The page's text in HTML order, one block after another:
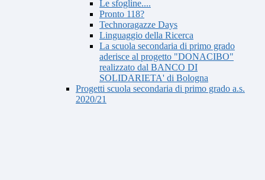
Le sfogline....
Pronto 118?
Technoragazze Days
Linguaggio della Ricerca
La scuola secondaria di primo grado
aderisce al progetto "DONACIBO"
realizzato dal BANCO DI
SOLIDARIETA' di Bologna
Progetti scuola secondaria di primo grado a.s.
2020/21